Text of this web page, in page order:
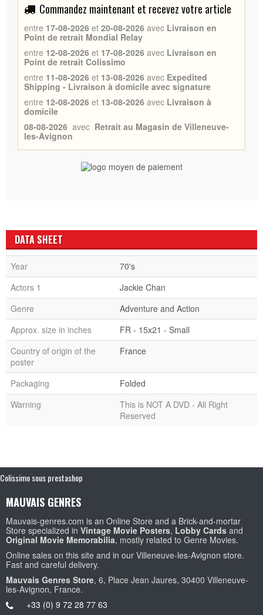
Commandez maintenant et recevez votre article
entre 17-08-2026 et 20-08-2026 avec Livraison en
Point de retrait Mondial Relay
entre 12-08-2026 et 17-08-2026 avec Livraison en
Point de retrait Colissimo
entre 11-08-2026 et 13-08-2026 avec Expedited
Shipping - Livraison à domicile avec signature
entre 12-08-2026 et 13-08-2026 avec Livraison à
domicile
08-08-2026 avec Retrait au Magasin de Villeneuve-
les-Avignon
DATA SHEET
Year
70's
Actors 1
Jackie Chan
Genre
Adventure and Action
Approx. size in inches
FR - 15x21 - Small
Country of origin of the
poster
France
Packaging
Folded
Warning
This is NOT A DVD - All Right
Reserved
Colissimo sous prestashop
MAUVAIS GENRES
Mauvais-genres.com is an Online Store and a Brick-and-mortar
Store specialized in Vintage Movie Posters, Lobby Cards and
Original Movie Memorabilia, mostly related to Genre Movies.
Online sales on this site and in our Villeneuve-les-Avignon store.
Fast and careful delivery.
Mauvais Genres Store, 6, Place Jean Jaures, 30400 Villeneuve-
les-Avignon, France.
+33 (0) 9 72 28 77 63